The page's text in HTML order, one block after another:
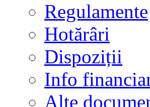
Regulamente
Hotărâri
Dispoziții
Info
Alte